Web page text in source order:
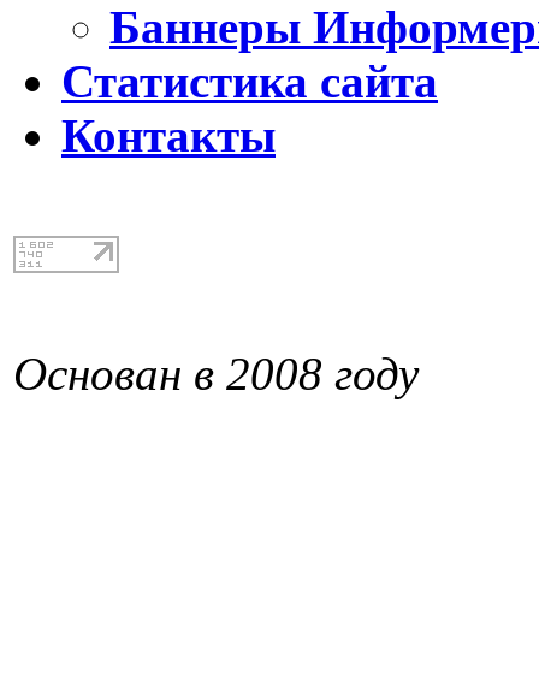
Баннеры
Статистика сайта
Контакты
Основан в 2008 году